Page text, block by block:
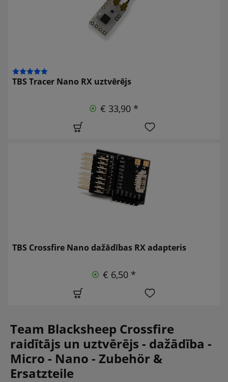
TBS Tracer Nano RX uztvērējs
€ 33,90 *
TBS Crossfire Nano dažādības RX adapteris
€ 6,50 *
Team Blacksheep Crossfire
raidītājs un uztvērējs - dažādība -
Micro - Nano - Zubehör &
Ersatzteile